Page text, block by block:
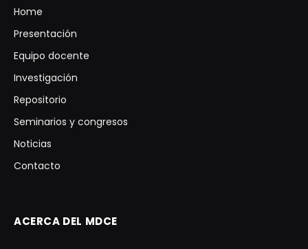
Home
Presentación
Equipo docente
Investigación
Repositorio
Seminarios y congresos
Noticias
Contacto
ACERCA DEL MDCE